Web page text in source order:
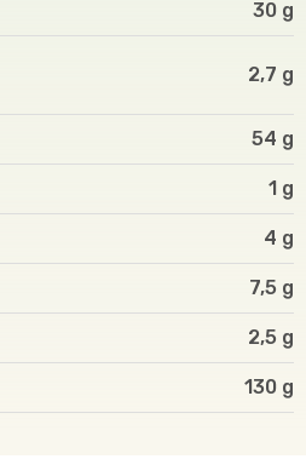
30 g
2,7 g
54 g
1 g
4 g
7,5 g
2,5 g
130